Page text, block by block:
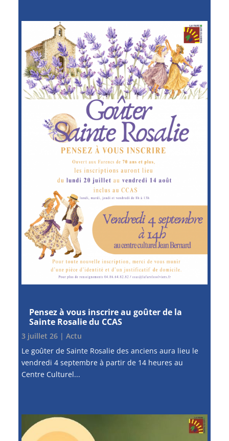
Pensez à vous inscrire au goûter de la
Sainte Rosalie du CCAS
3 juillet 26| Actu
Le goûter de Sainte Rosalie des anciens aura lieu le
vendredi 4 septembre à partir de 14 heures au
Centre Culturel...